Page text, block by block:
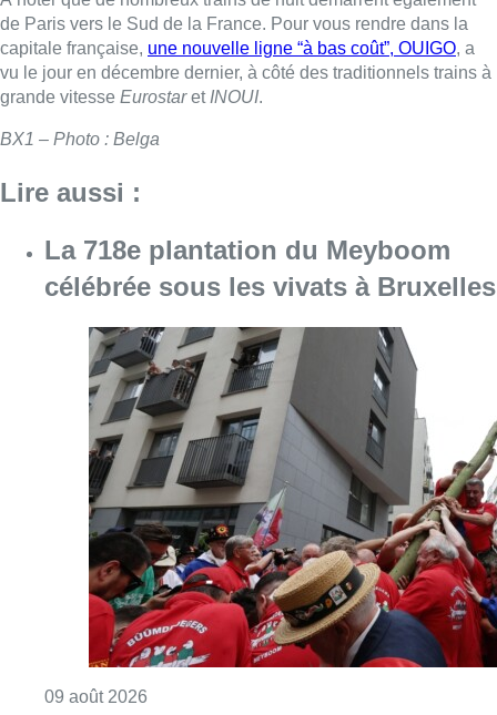
de Paris vers le Sud de la France. Pour vous rendre dans la
capitale française, une nouvelle ligne “à bas coût”, OUIGO, a
vu le jour en décembre dernier, à côté des traditionnels trains à
grande vitesse Eurostaret INOUI.
BX1 – Photo : Belga
Lire aussi :
La 718e plantation du Meyboom
célébrée sous les vivats à Bruxelles
09 août 2026